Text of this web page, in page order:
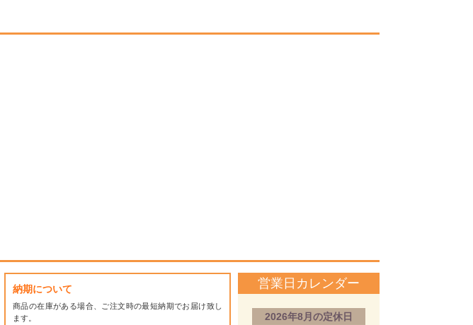
納期について
商品の在庫がある場合、ご注文時の最短納期でお届け致し
ます。
営業日カレンダー
2026年8月の定休日